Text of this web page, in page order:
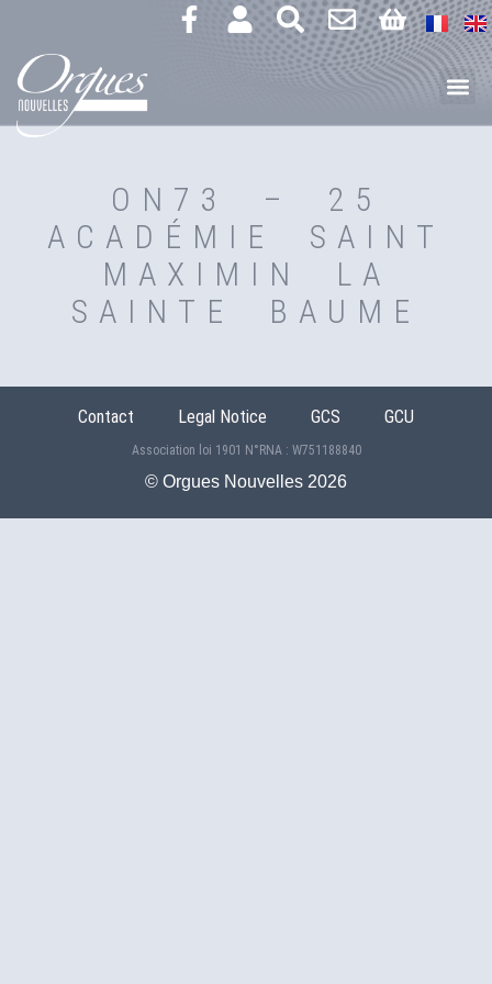
ON73 – 25
ACADÉMIE SAINT
MAXIMIN LA
SAINTE BAUME
©️ Orgues Nouvelles 2026
Association loi 1901 N°RNA : W751188840
Contact Legal Notice GCS GCU